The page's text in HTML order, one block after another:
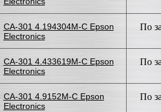
CA-301 4.194304M-C Epson
Electronics
По
CA-301 4.433619M-C Epson
Electronics
По
CA-301 4.9152M-C Epson
Electronics
По